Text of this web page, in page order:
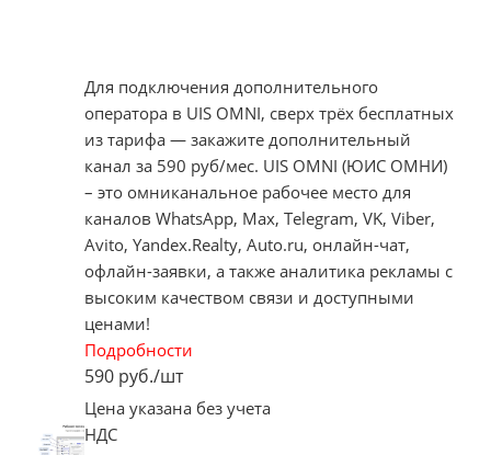
Для подключения дополнительного
оператора в UIS OMNI, сверх трёх бесплатных
из тарифа — закажите дополнительный
канал за 590 руб/мес. UIS OMNI (ЮИС ОМНИ)
– это омниканальное рабочее место для
каналов WhatsApp, Max, Telegram, VK, Viber,
Avito, Yandex.Realty, Auto.ru, онлайн-чат,
офлайн-заявки, а также аналитика рекламы с
высоким качеством связи и доступными
ценами!
Подробности
590руб./шт
Цена указана без учета
НДС